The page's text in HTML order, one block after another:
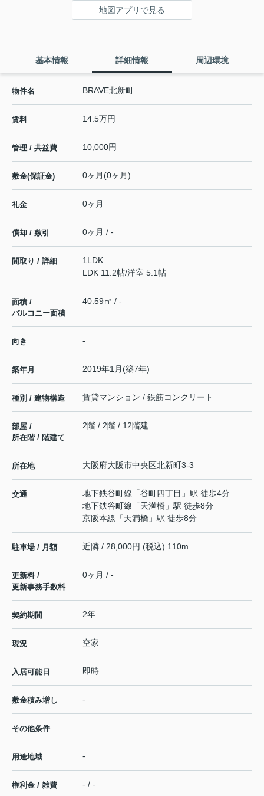
地図アプリで見る
基本情報 詳細情報 周辺環境
物件名 BRAVE北新町
賃料 14.5万円
管理 / 共益費 10,000円
敷金(保証金) 0ヶ月(0ヶ月)
礼金 0ヶ月
償却 / 敷引 0ヶ月 / -
間取り / 詳細
1LDK
LDK 11.2帖/洋室 5.1帖
面積 /
バルコニー面積
40.59㎡ / -
向き -
築年月 2019年1月(築7年)
種別 / 建物構造 賃貸マンション / 鉄筋コンクリート
部屋 /
所在階 / 階建て
2階 / 2階 / 12階建
所在地 大阪府大阪市中央区北新町3-3
交通 地下鉄谷町線 「谷町四丁目 」駅 徒歩4分
地下鉄谷町線 「天満橋 」駅 徒歩8分
京阪本線 「天満橋 」駅 徒歩8分
駐車場 / 月額 近隣 / 28,000円 (税込) 110m
更新料 /
更新事務手数料
0ヶ月 / -
契約期間 2年
現況 空家
入居可能日 即時
敷金積み増し -
その他条件
用途地域 -
権利金 / 雑費 - / -